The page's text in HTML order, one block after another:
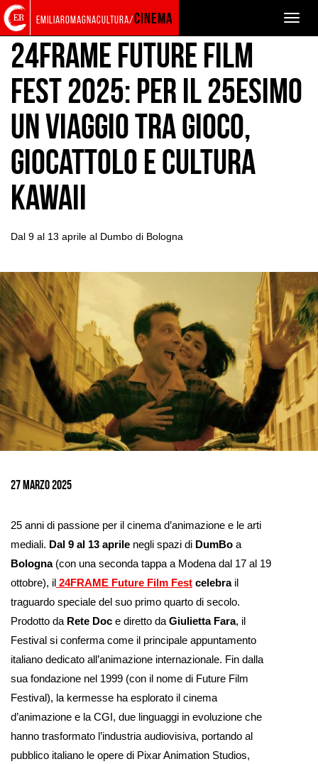
Torna
alla
home
page
Cerca
nel
sito
Salta
ai
contenuti
Salta
al
menu
principale
Toggle
emiliaromagnacultura/cinema
EVENTS AND NEWS NEWS
24FRAME Future Film
Fest 2025: per il 25esimo
un viaggio tra Gioco,
Giocattolo e Cultura
Kawaii
Dal 9 al 13 aprile al Dumbo di Bologna
27 marzo 2025
25 anni di passione per il cinema d’animazione e le arti
mediali. Dal 9 al 13 aprile negli spazi di DumBo a
Bologna(con una seconda tappa a Modena dal 17 al 19
ottobre), il 24FRAME Future Film Fest celebra il
traguardo speciale del suo primo quarto di secolo.
Prodotto da Rete Doc e diretto da Giulietta Fara, il
Festival si conferma come il principale appuntamento
italiano dedicato all’animazione internazionale. Fin dalla
sua fondazione nel 1999 (con il nome di Future Film
Festival), la kermesse ha esplorato il cinema
d’animazione e la CGI, due linguaggi in evoluzione che
hanno trasformato l’industria audiovisiva, portando al
pubblico italiano le opere di Pixar Animation Studios,